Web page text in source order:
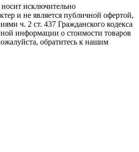
исключительно
и не является публичной офертой,
ч. 2 ст. 437 Гражданского кодекса
информации о стоимости товаров
обратитесь к нашим